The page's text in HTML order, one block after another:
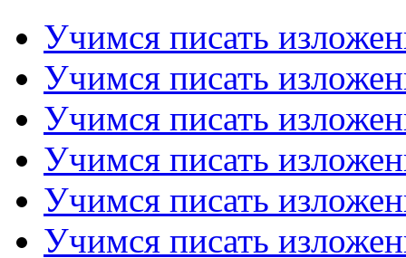
Учимся писать
Учимся писать
Учимся писать
Учимся писать
Учимся писать
Учимся писать